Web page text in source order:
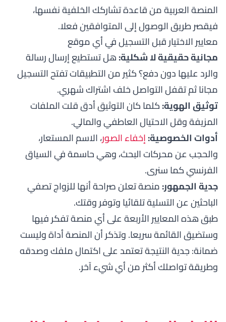
المنصة العربية من قاعدة تشاركك الخلفية نفسها،
فيقصر طريق الوصول إلى المتوافقين فعلا.
معايير الاختيار قبل التسجيل في أي موقع
مجانية حقيقية لا شكلية:هل تستطيع إرسال رسالة
والرد عليها دون دفع؟ كثير من التطبيقات تفتح التسجيل
مجانا ثم تقفل التواصل خلف اشتراك شهري.
توثيق الهوية:كلما كان التوثيق أدق قلت الملفات
المزيفة وقل الاحتيال العاطفي والمالي.
أدوات الخصوصية:إخفاء الصور، الاسم المستعار،
والحجب عن محركات البحث، وهي حاسمة في السياق
الفرنسي كما سنرى.
جدية الجمهور:منصة تعلن صراحة أنها للزواج تصفي
الباحثين عن التسلية تلقائيا وتوفر وقتك.
طبق هذه المعايير الأربعة على أي منصة تفكر فيها
وستضيق القائمة سريعا. وتذكر أن المنصة أداة وليست
ضمانة: جدية النتيجة تعتمد على اكتمال ملفك وصدقه
وطريقة تواصلك أكثر من أي شيء آخر.